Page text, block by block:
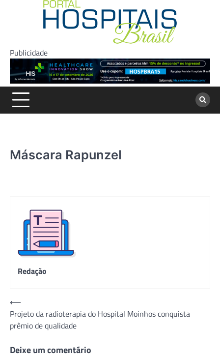
Publicidade
Máscara Rapunzel
Redação
Navegação
de
Post
⟵
Projeto da radioterapia do Hospital Moinhos conquista
prêmio de qualidade
Deixe um comentário